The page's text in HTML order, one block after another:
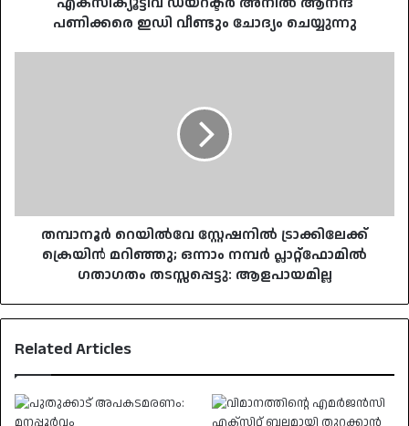
പണിക്കരെ ഇഡി വീണ്ടും ചോദ്യം ചെയ്യുന്നു
പ്ലാറ്റ്‌ഫോമിൽ
ഗതാഗതം
തടസ്സപ്പെട്ടു:
ആളപായമില്ല
തമ്പാനൂർ റെയിൽവേ സ്റ്റേഷനിൽ ട്രാക്കിലേക്ക്
ക്രെയിൻ മറിഞ്ഞു; ഒന്നാം നമ്പർ പ്ലാറ്റ്‌ഫോമിൽ
ഗതാഗതം തടസ്സപ്പെട്ടു: ആളപായമില്ല
Related Articles